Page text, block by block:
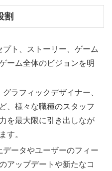
割
ト、ストーリー、ゲーム
ーム全体のビジョンを明
ラフィックデザイナー、
、様々な職種のスタッフ
を最大限に引き出しなが
す。
データやユーザーのフィー
アップデートや新たなコ